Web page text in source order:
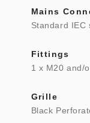
Mains
Standard IEC
Fittings
1 x M20 and/
Grille
Black